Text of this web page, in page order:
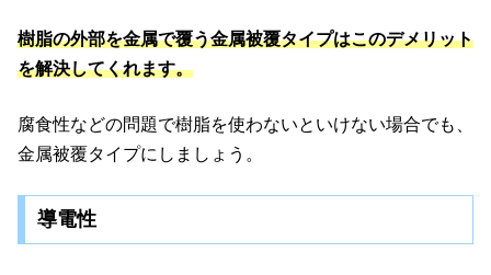
樹脂の外部を金属で覆う金属被覆タイプはこのデメリット
を解決してくれます。
腐食性などの問題で樹脂を使わないといけない場合でも、
金属被覆タイプにしましょう。
導電性